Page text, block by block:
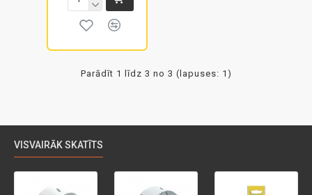
Parādīt 1 līdz 3 no 3 (lapuses: 1)
VISVAIRĀK SKATĪTS